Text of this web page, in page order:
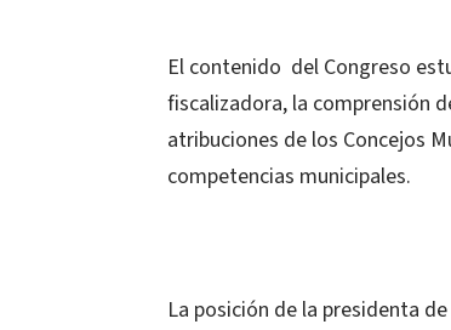
El contenido del Congreso
fiscalizadora, la comprensión
atribuciones de los Concejos
competencias municipales.
La posición de la presidenta